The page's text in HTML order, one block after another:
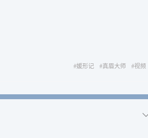
#媛形记 #真眉大师 #视频